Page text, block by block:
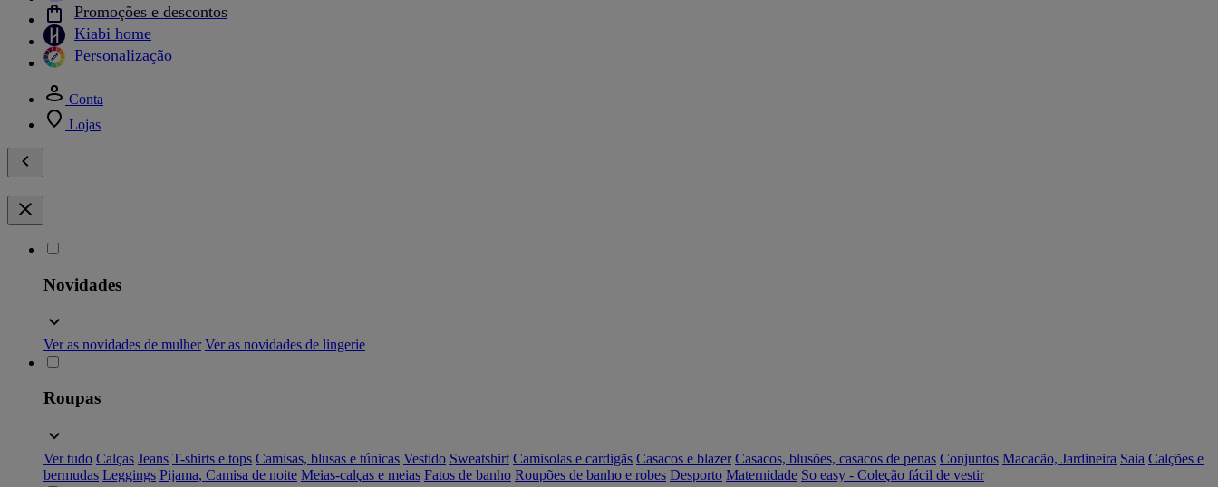
Promoções e descontos
Kiabi home
Personalização
Conta
Lojas
Novidades
Ver as novidades de mulher Ver as novidades de lingerie
Roupas
Ver tudo Calças Jeans T-shirts e tops Camisas, blusas e túnicas Vestido Sweatshirt Camisolas e cardigãs Casacos e blazer Casacos, blusões, casacos de penas Conjuntos Macacão, Jardineira Saia Calções e
bermudas Leggings Pijama, Camisa de noite Meias-calças e meias Fatos de banho Roupões de banho e robes Desporto Maternidade So easy - Coleção fácil de vestir